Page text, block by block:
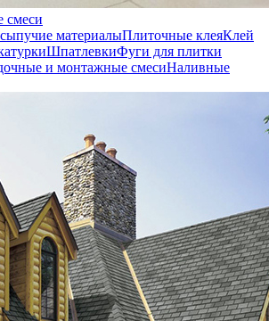
смеси
материалыПлиточные клеяКлей
ШпатлевкиФуги для плитки
и монтажные смесиНаливные